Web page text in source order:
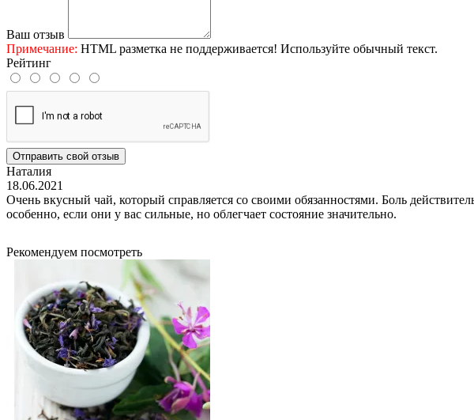
Ваш отзыв
Примечание: HTML разметка не поддерживается! Используйте обычный текст.
Рейтинг
Отправить свой отзыв
Наталия
18.06.2021
Очень вкусный чай, который справляется со своими обязанностями. Боль
особенно, если они у вас сильные, но облегчает состояние значительно.
Рекомендуем посмотреть